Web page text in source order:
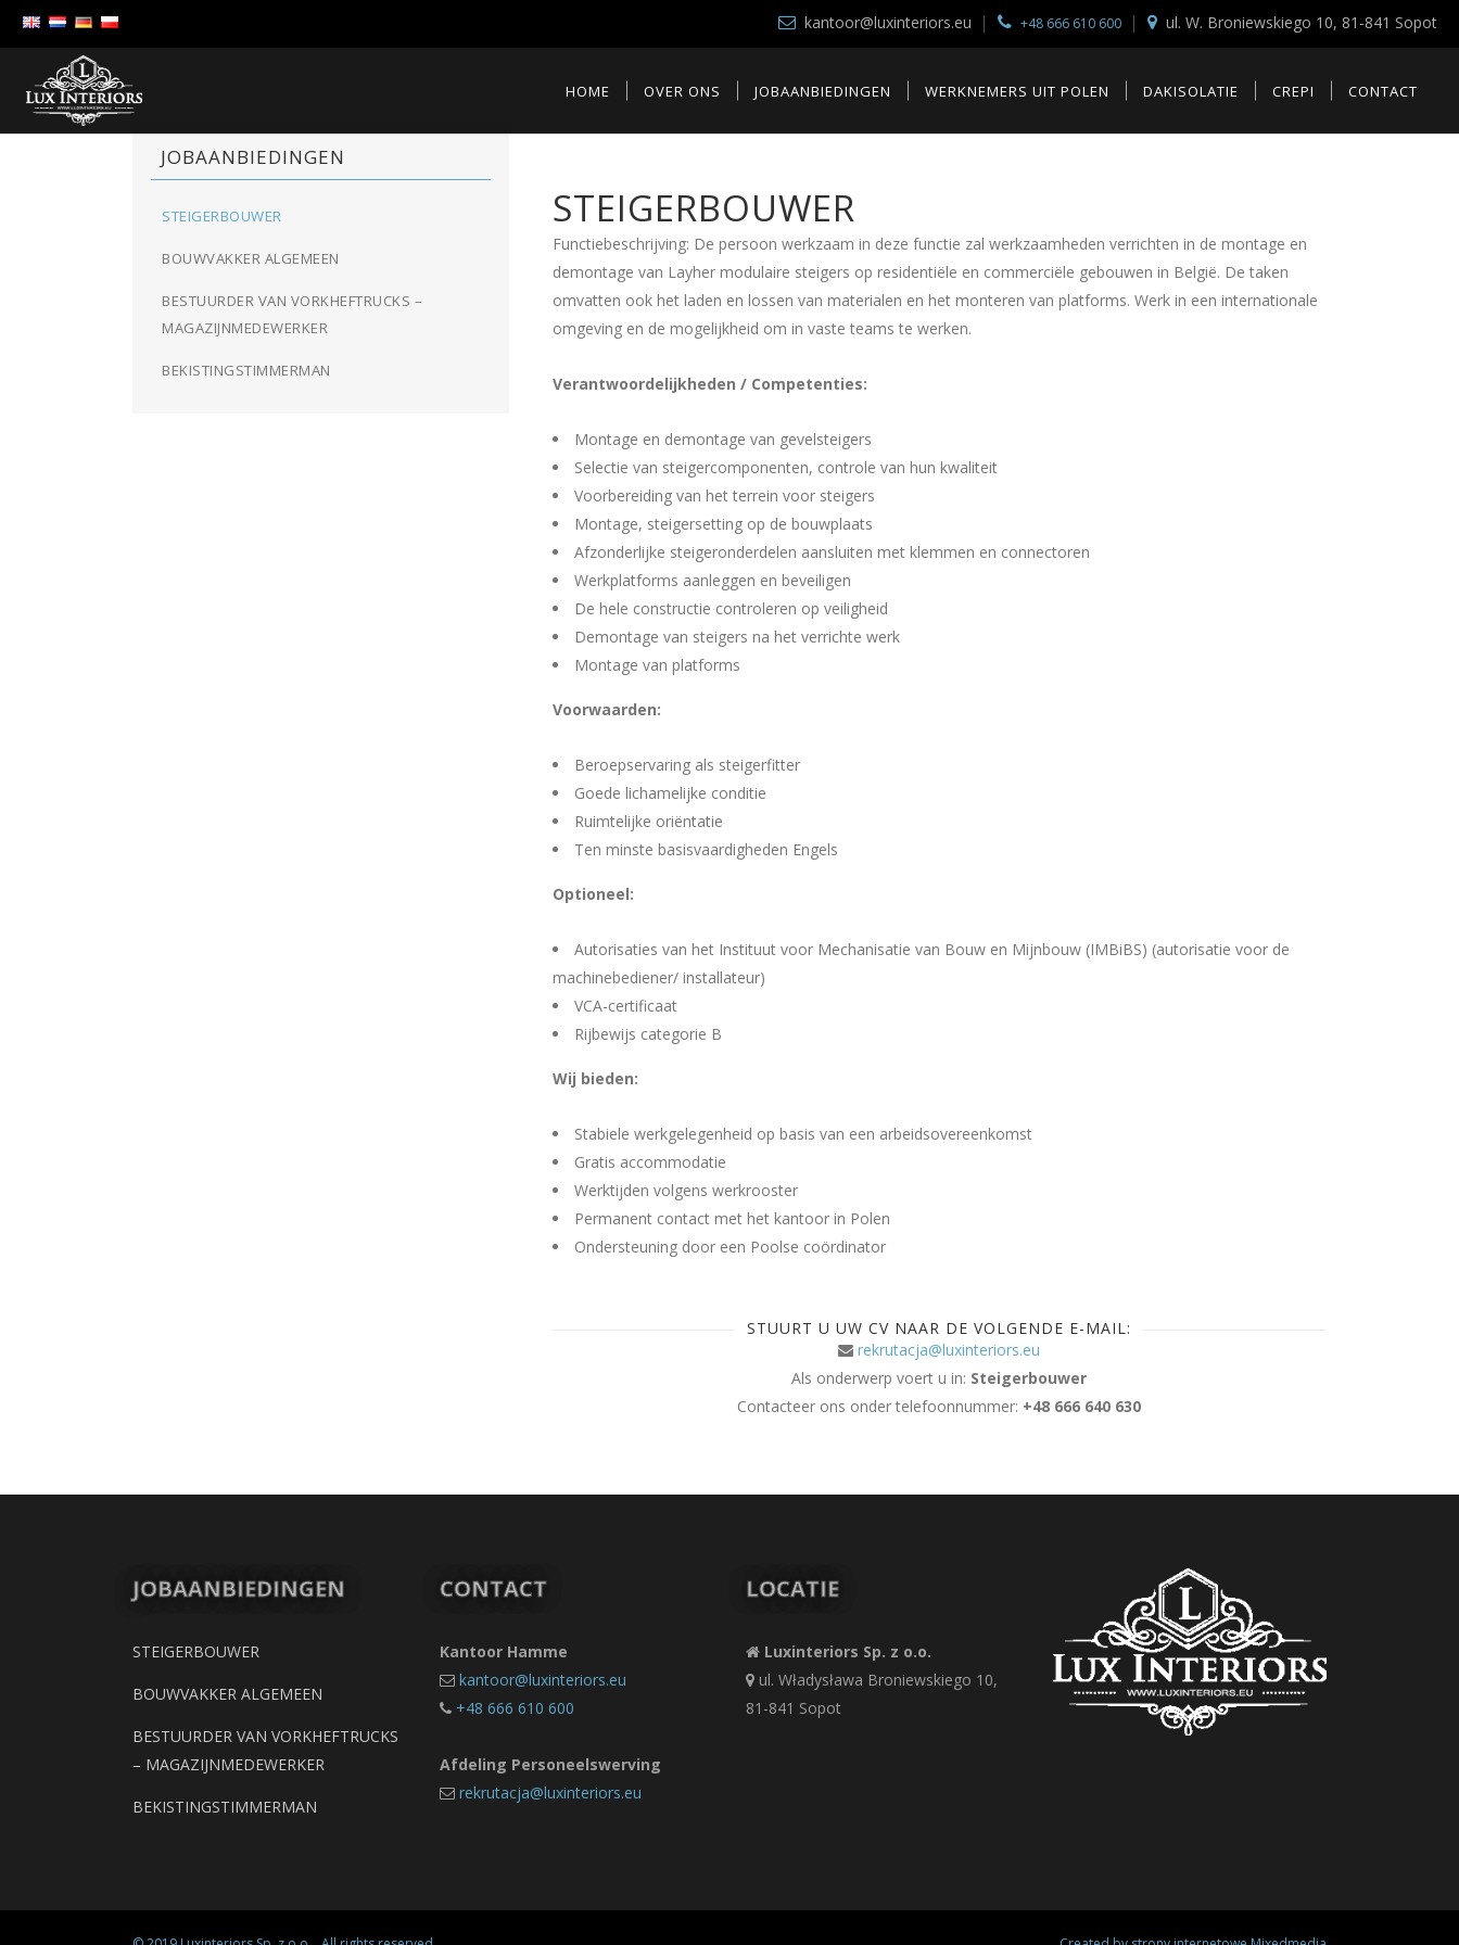
kantoor@luxinteriors.eu +48 666 610 600 ul. W. Broniewskiego 10, 81-841 Sopot
HOME OVER ONS JOBAANBIEDINGEN WERKNEMERS UIT POLEN DAKISOLATIE CREPI CONTACT
JOBAANBIEDINGEN
STEIGERBOUWER
BOUWVAKKER ALGEMEEN
BESTUURDER VAN VORKHEFTRUCKS –
MAGAZIJNMEDEWERKER
BEKISTINGSTIMMERMAN
STEIGERBOUWER
Functiebeschrijving: De persoon werkzaam in deze functie zal werkzaamheden verrichten in de montage en
demontage van Layher modulaire steigers op residentiële en commerciële gebouwen in België. De taken
omvatten ook het laden en lossen van materialen en het monteren van platforms. Werk in een internationale
omgeving en de mogelijkheid om in vaste teams te werken.
Verantwoordelijkheden / Competenties:
Montage en demontage van gevelsteigers
Selectie van steigercomponenten, controle van hun kwaliteit
Voorbereiding van het terrein voor steigers
Montage, steigersetting op de bouwplaats
Afzonderlijke steigeronderdelen aansluiten met klemmen en connectoren
Werkplatforms aanleggen en beveiligen
De hele constructie controleren op veiligheid
Demontage van steigers na het verrichte werk
Montage van platforms
Voorwaarden:
Beroepservaring als steigerfitter
Goede lichamelijke conditie
Ruimtelijke oriëntatie
Ten minste basisvaardigheden Engels
Optioneel:
Autorisaties van het Instituut voor Mechanisatie van Bouw en Mijnbouw (IMBiBS) (autorisatie voor de
machinebediener/ installateur)
VCA-certificaat
Rijbewijs categorie B
Wij bieden:
Stabiele werkgelegenheid op basis van een arbeidsovereenkomst
Gratis accommodatie
Werktijden volgens werkrooster
Permanent contact met het kantoor in Polen
Ondersteuning door een Poolse coördinator
STUURT U UW CV NAAR DE VOLGENDE E-MAIL:
rekrutacja@luxinteriors.eu
Als onderwerp voert u in: Steigerbouwer
Contacteer ons onder telefoonnummer: +48 666 640 630
JOBAANBIEDINGEN
STEIGERBOUWER
BOUWVAKKER ALGEMEEN
BESTUURDER VAN VORKHEFTRUCKS
– MAGAZIJNMEDEWERKER
BEKISTINGSTIMMERMAN
CONTACT
Kantoor Hamme
kantoor@luxinteriors.eu
+48 666 610 600
Afdeling Personeelswerving
rekrutacja@luxinteriors.eu
LOCATIE
Luxinteriors Sp. z o.o.
ul. Władysława Broniewskiego 10,
81-841 Sopot